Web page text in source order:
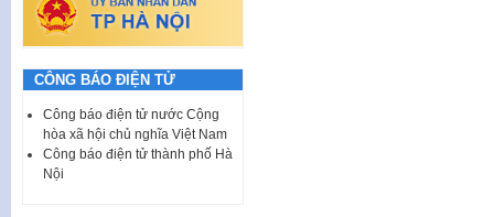
CÔNG BÁO ĐIỆN TỬ
Công báo điện tử nước Cộng
hòa xã hội chủ nghĩa Việt Nam
Công báo điện tử thành phố Hà
Nội